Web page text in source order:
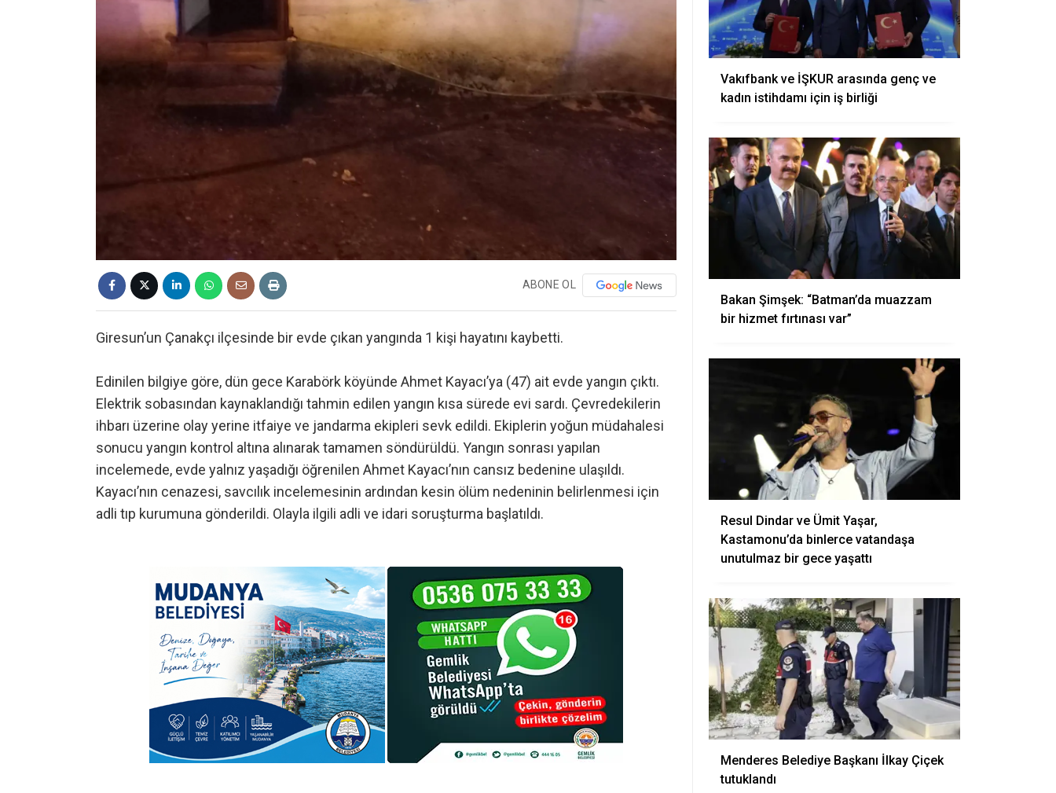
ABONE OL
Giresun’un Çanakçı ilçesinde bir evde çıkan yangında 1 kişi hayatını kaybetti.
Edinilen bilgiye göre, dün gece Karabörk köyünde Ahmet Kayacı’ya (47) ait evde yangın çıktı.
Elektrik sobasından kaynaklandığı tahmin edilen yangın kısa sürede evi sardı. Çevredekilerin
ihbarı üzerine olay yerine itfaiye ve jandarma ekipleri sevk edildi. Ekiplerin yoğun müdahalesi
sonucu yangın kontrol altına alınarak tamamen söndürüldü. Yangın sonrası yapılan
incelemede, evde yalnız yaşadığı öğrenilen Ahmet Kayacı’nın cansız bedenine ulaşıldı.
Kayacı’nın cenazesi, savcılık incelemesinin ardından kesin ölüm nedeninin belirlenmesi için
adli tıp kurumuna gönderildi. Olayla ilgili adli ve idari soruşturma başlatıldı.
Vakıfbank ve İŞKUR arasında genç ve
kadın istihdamı için iş birliği
Bakan Şimşek: “Batman’da muazzam
bir hizmet fırtınası var”
Resul Dindar ve Ümit Yaşar,
Kastamonu’da binlerce vatandaşa
unutulmaz bir gece yaşattı
Menderes Belediye Başkanı İlkay Çiçek
tutuklandı